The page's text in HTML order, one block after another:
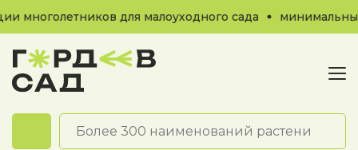
для малоуходного сада минимальный
Обратный звонок